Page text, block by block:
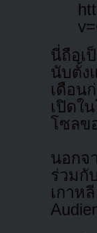
นี่ถือเ
นับตั้ง
เดือน
เปิดใ
โซลข
นอกจ
ร่วม
เกา